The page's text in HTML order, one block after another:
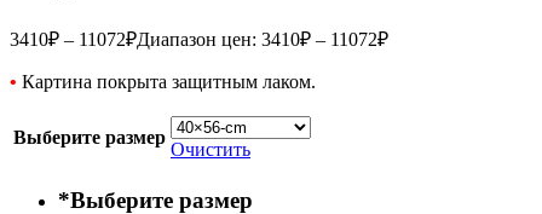
3410₽ – 11072₽Диапазон цен: 3410₽ – 11072₽
• Картина покрыта защитным лаком.
Выберите размер
Очистить
*Выберите размер